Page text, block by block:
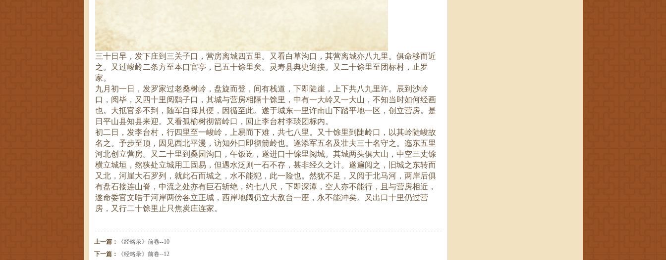
三十日早，发下庄到三关子口，营房离城四五里。又看白草沟口，其营离城亦八九里。俱命移而近
之。又过峻岭二条方至本口官亭，已五十馀里矣。灵寿县典史迎接。又二十馀里至团标村，止罗
家。
九月初一日，发罗家过老桑树岭，盘旋而登，间有栈道，下即陡崖，上下共八九里许。辰到沙岭
口，阅毕，又四十里阅鹞子口，其城与营房相隔十馀里，中有一大岭又一大山，不知当时如何经画
也。大抵官多不到，随军自择其便，因循至此。遂于城东一里许南山下踏平地一区，创立营房。是
日平山县知县来迎。又看孤榆树彻箭岭口，回止李台村李琰团标内。
初二日，发李台村，行四里至一峻岭，上易而下难，共七八里。又十馀里到陡岭口，以其岭陡峻故
名之。予步至顶，因见西北平漫，访知外口即彻箭岭也。遂添军五名及壮夫三十名守之。迤东五里
河北创立营房。又二十里到桑园沟口，午饭讫，遂进口十馀里阅城。其城两头俱大山，中空三丈馀
横立城垣，然狭处立城用工固易，但遇水泛则一石不存，甚非经久之计。遂遍阅之，旧城之东转而
又北，河崖大石罗列，就此石而城之，水不能犯，此一险也。然犹不足，又阅于北马河，两岸后俱
有盘石接连山脊，中流之处亦有巨石斩绝，约七八尺，下即深潭，空人亦不能行，且与营房相近，
遂命委官文晧于河岸两傍各立正城，西岸地阔仍立大敌台一座，永不能冲矣。又出口十里仍过营
房，又行二十馀里止只焦炭庄连家。
上一篇：
《经略录》前卷--10
下一篇：
《经略录》前卷--12